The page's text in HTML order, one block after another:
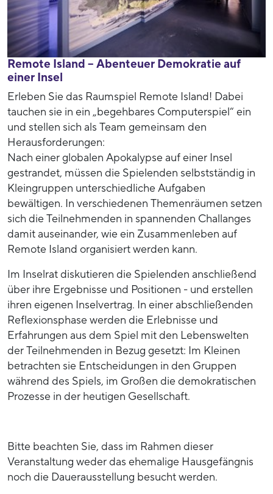
Remote Island – Abenteuer Demokratie auf
einer Insel
Erleben Sie das Raumspiel Remote Island! Dabei
tauchen sie in ein „begehbares Computerspiel“ ein
und stellen sich als Team gemeinsam den
Herausforderungen:
Nach einer globalen Apokalypse auf einer Insel
gestrandet, müssen die Spielenden selbstständig in
Kleingruppen unterschiedliche Aufgaben
bewältigen. In verschiedenen Themenräumen setzen
sich die Teilnehmenden in spannenden Challanges
damit auseinander, wie ein Zusammenleben auf
Remote Island organisiert werden kann.
Im Inselrat diskutieren die Spielenden anschließend
über ihre Ergebnisse und Positionen - und erstellen
ihren eigenen Inselvertrag. In einer abschließenden
Reflexionsphase werden die Erlebnisse und
Erfahrungen aus dem Spiel mit den Lebenswelten
der Teilnehmenden in Bezug gesetzt: Im Kleinen
betrachten sie Entscheidungen in den Gruppen
während des Spiels, im Großen die demokratischen
Prozesse in der heutigen Gesellschaft.
Bitte beachten Sie, dass im Rahmen dieser
Veranstaltung weder das ehemalige Hausgefängnis
noch die Dauerausstellung besucht werden.